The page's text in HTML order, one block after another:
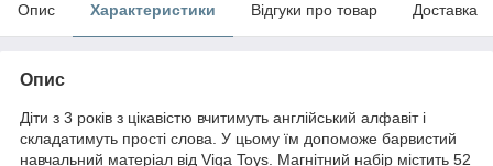
Опис Характеристики Відгуки про товар Доставка
Опис
Діти з 3 років з цікавістю вчитимуть англійський алфавіт і
складатимуть прості слова. У цьому їм допоможе барвистий
навчальний матеріал від Viga Toys. Магнітний набір містить 52